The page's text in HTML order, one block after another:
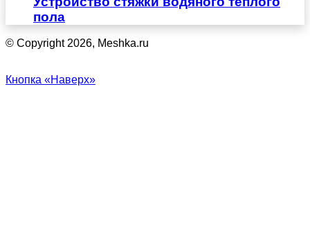
пола
© Copyright 2026, Meshka.ru
Кнопка «Наверх»